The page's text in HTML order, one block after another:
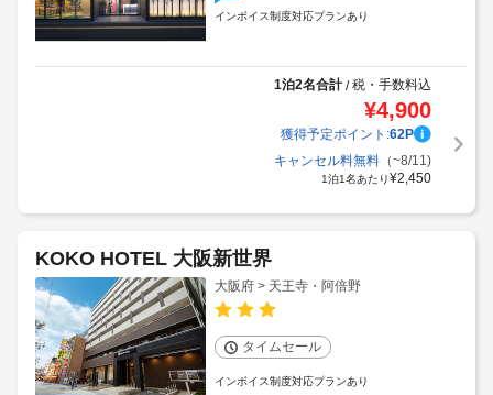
インボイス制度対応プランあり
1泊2名合計/税・手数料込
¥4,900
獲得予定ポイント:62P
キャンセル料無料（~8/11)
1泊1名あたり¥2,450
KOKO HOTEL 大阪新世界
大阪府 > 天王寺・阿倍野
タイムセール
インボイス制度対応プランあり